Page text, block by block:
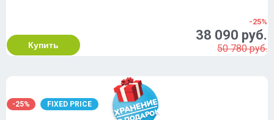
Купить
-25%
38 090 руб.
50 780 руб.
-25% FIXED PRICE